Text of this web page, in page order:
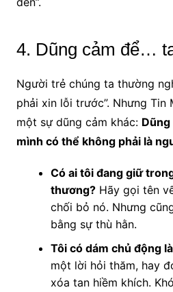
4. Dũng cảm để…
Người trẻ chúng ta thường
phải xin lỗi trước”. Nhưng Tin
một sự dũng cảm khác: Dũng
mình có thể không phải là
Có ai tôi đang giữ
thương?Hãy gọi tên
chối bỏ nó. Nhưng
bằng sự thù hằn.
Tôi có dám chủ động
một lời hỏi thăm, hay
xóa tan hiềm khích.